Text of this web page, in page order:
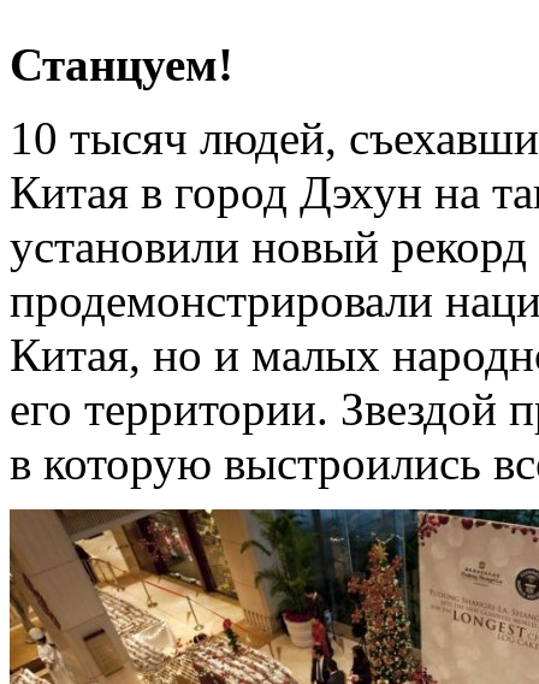
Станцуем!
10 тысяч людей,
Китая в город Дэхун на
установили новый
продемонстрировали
Китая, но и малых
его территории. Звездой
в которую выстроились